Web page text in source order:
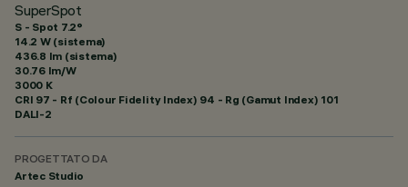
SuperSpot
S - Spot 7.2°
14.2 W (sistema)
436.8 lm (sistema)
30.76 lm/W
3000 K
CRI 97 - Rf (Colour Fidelity Index) 94 - Rg (Gamut Index) 101
DALI-2
PROGETTATO DA
Artec Studio